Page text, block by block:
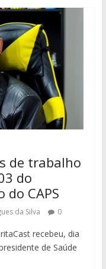
de trabalho
do
CAPS
da Silva 0
recebeu, dia
de Saúde